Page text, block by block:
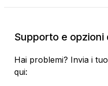
Supporto e
Hai problemi? Invia i
qui: